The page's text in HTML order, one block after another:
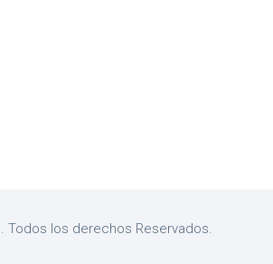
Todos los derechos Reservados.